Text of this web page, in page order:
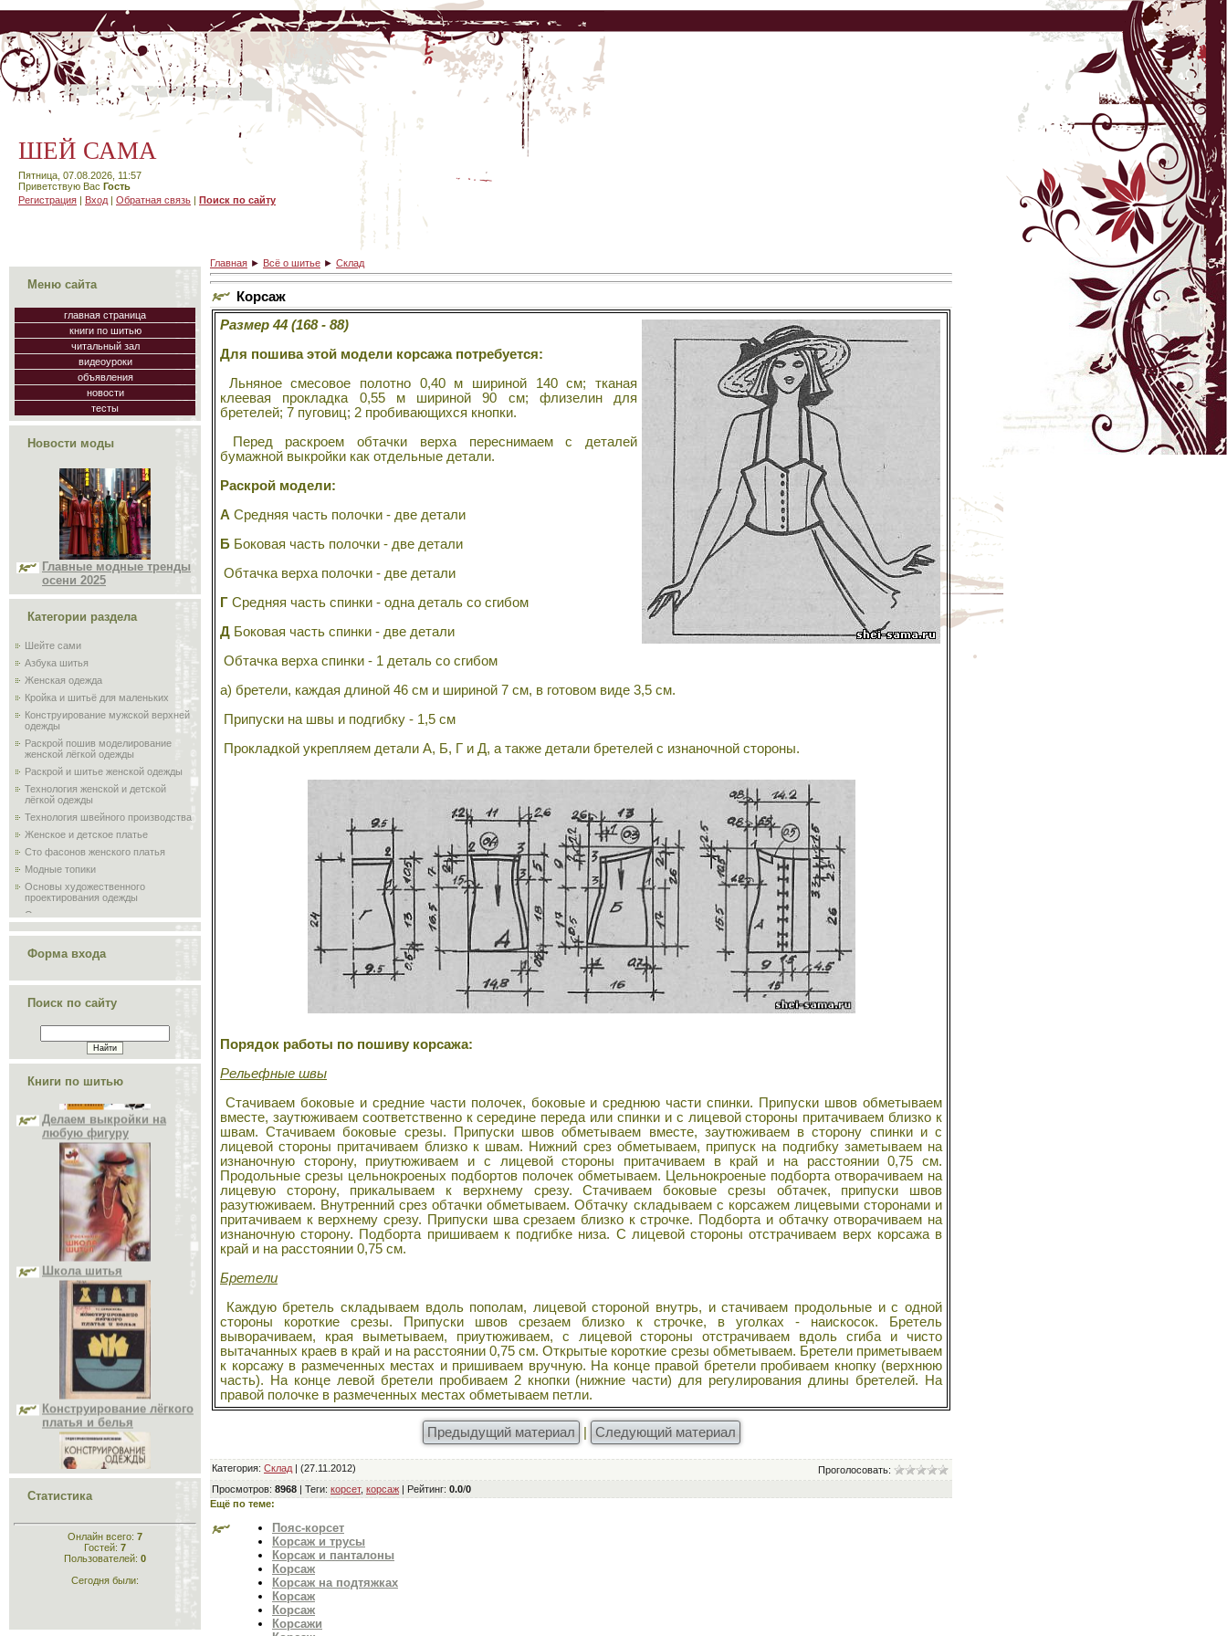
ШЕЙ САМА
Пятница, 07.08.2026, 11:57
Приветствую Вас Гость
Регистрация | Вход | Обратная связь | Поиск по сайту
Меню сайта
главная страница
книги по шитью
читальный зал
видеоуроки
объявления
новости
тесты
Новости моды
Главные модные тренды
осени 2025
Категории раздела
Шейте сами
Азбука шитья
Женская одежда
Кройка и шитьё для маленьких
Конструирование мужской верхней
одежды
Раскрой пошив моделирование
женской лёгкой одежды
Раскрой и шитье женской одежды
Технология женской и детской
лёгкой одежды
Технология швейного производства
Женское и детское платье
Сто фасонов женского платья
Модные топики
Основы художественного
проектирования одежды
Основы конструирования одежды
Моделирование и художественное
одежды
костюмов
Изготовление женской и детской
верхней одежды
Искусство красиво одеваться
По законам красоты
Искусство шитья
Конструирование женских пальто
одежды
Национальная одежда
История развития костюма
Ремонт одежды
Устранение дефектов одежды
Комбинируем, обновляем одежду
Делаем выкройки на любую фигуру
Учитесь шить и вязать
Головные уборы
Меховые головные уборы
Материалы
Исторический раздел
Одежда для кукол
Шьём животным
Форма входа
Поиск по сайту
Книги по шитью
Делаем выкройки на
любую фигуру
Школа шитья
Конструирование лёгкого
платья и белья
Конструирование
одежды
Статистика
Онлайн всего: 7
Гостей: 7
Пользователей: 0
Сегодня были:
Главная ► Всё о шитье ► Склад
Корсаж
Размер 44 (168 - 88)
Для пошива этой модели корсажа потребуется:
Льняное смесовое полотно 0,40 м шириной 140 см; тканая
клеевая прокладка 0,55 м шириной 90 см; флизелин для
бретелей; 7 пуговиц; 2 пробивающихся кнопки.
Перед раскроем обтачки верха переснимаем с деталей
бумажной выкройки как отдельные детали.
Раскрой модели:
А Средняя часть полочки - две детали
Б Боковая часть полочки - две детали
Обтачка верха полочки - две детали
Г Средняя часть спинки - одна деталь со сгибом
Д Боковая часть спинки - две детали
Обтачка верха спинки - 1 деталь со сгибом
а) бретели, каждая длиной 46 см и шириной 7 см, в готовом виде 3,5 см.
Припуски на швы и подгибку - 1,5 см
Прокладкой укрепляем детали А, Б, Г и Д, а также детали бретелей с изнаночной стороны.
Порядок работы по пошиву корсажа:
Рельефные швы
Стачиваем боковые и средние части полочек, боковые и среднюю части спинки. Припуски швов обметываем
вместе, заутюживаем соответственно к середине переда или спинки и с лицевой стороны притачиваем близко к
швам. Стачиваем боковые срезы. Припуски швов обметываем вместе, заутюживаем в сторону спинки и с
лицевой стороны притачиваем близко к швам. Нижний срез обметываем, припуск на подгибку заметываем на
изнаночную сторону, приутюживаем и с лицевой стороны притачиваем в край и на расстоянии 0,75 см.
Продольные срезы цельнокроеных подбортов полочек обметываем. Цельнокроеные подборта отворачиваем на
лицевую сторону, прикалываем к верхнему срезу. Стачиваем боковые срезы обтачек, припуски швов
разутюживаем. Внутренний срез обтачки обметываем. Обтачку складываем с корсажем лицевыми сторонами и
притачиваем к верхнему срезу. Припуски шва срезаем близко к строчке. Подборта и обтачку отворачиваем на
изнаночную сторону. Подборта пришиваем к подгибке низа. С лицевой стороны отстрачиваем верх корсажа в
край и на расстоянии 0,75 см.
Бретели
Каждую бретель складываем вдоль пополам, лицевой стороной внутрь, и стачиваем продольные и с одной
стороны короткие срезы. Припуски швов срезаем близко к строчке, в уголках - наискосок. Бретель
выворачиваем, края выметываем, приутюживаем, с лицевой стороны отстрачиваем вдоль сгиба и чисто
вытачанных краев в край и на расстоянии 0,75 см. Открытые короткие срезы обметываем. Бретели приметываем
к корсажу в размеченных местах и пришиваем вручную. На конце правой бретели пробиваем кнопку (верхнюю
часть). На конце левой бретели пробиваем 2 кнопки (нижние части) для регулирования длины бретелей. На
правой полочке в размеченных местах обметываем петли.
Предыдущий материал Следующий материал
Проголосовать:
Категория: Склад | (27.11.2012)
Просмотров: 8968 | Теги: корсет, корсаж | Рейтинг: 0.0/0
Ещё по теме:
Пояс-корсет
Корсаж и трусы
Корсаж и панталоны
Корсаж
Корсаж на подтяжках
Корсаж
Корсаж
Корсажи